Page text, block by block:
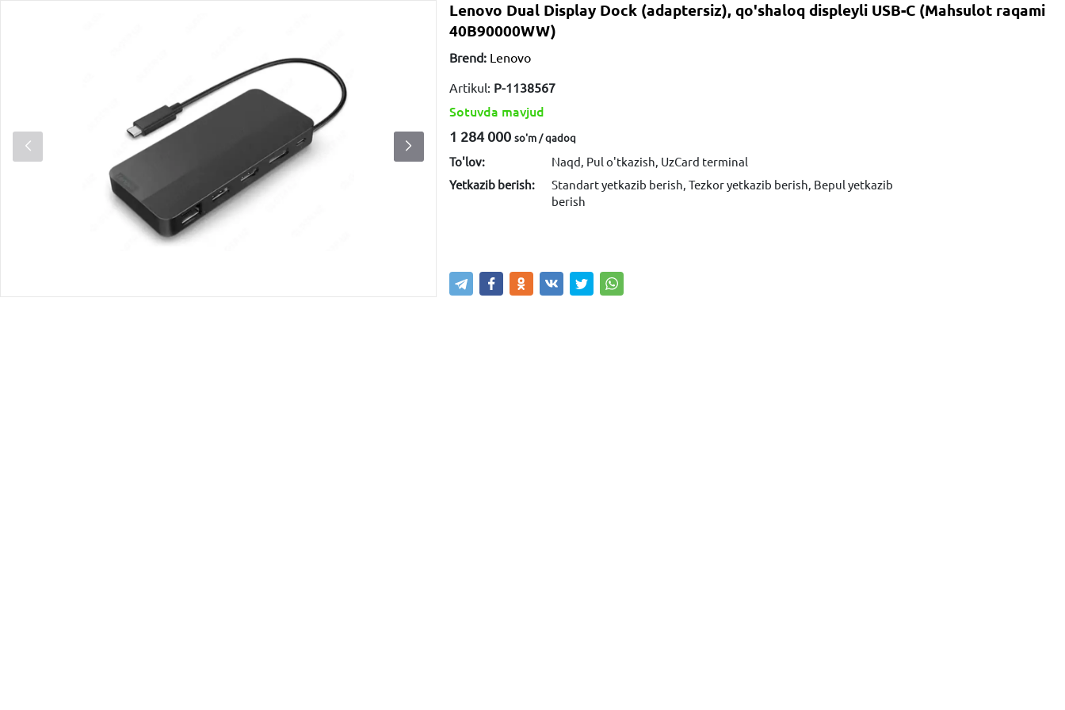
Lenovo Dual Display Dock (adaptersiz), qo'shaloq displeyli USB-C (Mahsulot raqami
40B90000WW)
Brend: Lenovo
Artikul: P-1138567
Sotuvda mavjud
1 284 000 so'm / qadoq
To'lov:
Naqd, Pul o'tkazish, UzCard terminal
Yetkazib berish:
Standart yetkazib berish, Tezkor yetkazib berish, Bepul yetkazib
berish